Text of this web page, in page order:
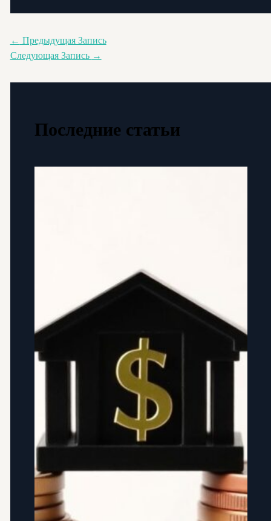
← Предыдущая Запись
Следующая Запись →
Последние статьи